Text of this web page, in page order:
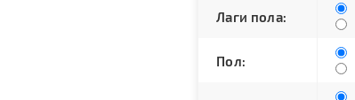
Лаги пола:
Пол: